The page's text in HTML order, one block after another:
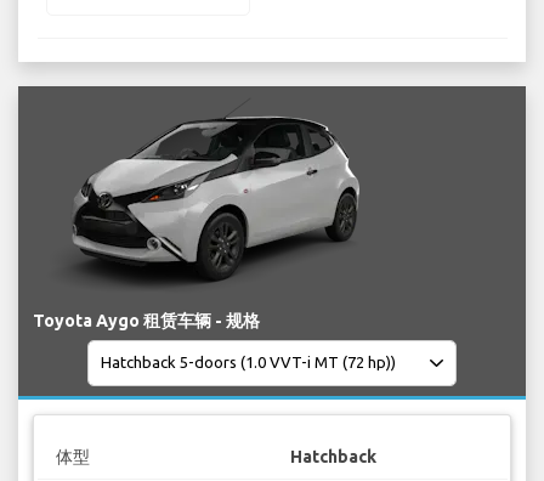
Toyota Aygo 租赁车辆 - 规格
体型 Hatchback